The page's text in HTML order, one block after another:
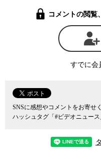
を作ったと主張した。その裏
成した声明文の原案と実際に
べて提示し、両者がほぼ同じ
小池氏が今年7月の都知事選
出をする際に、自身の経歴に
判になればすべてを明らかに
コメントの閲覧
すでに会
SNSに感想やコメントをお寄せ
ハッシュタグ「#ビデオニュース